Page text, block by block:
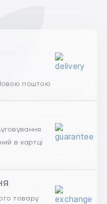
поштою
в картці
товару